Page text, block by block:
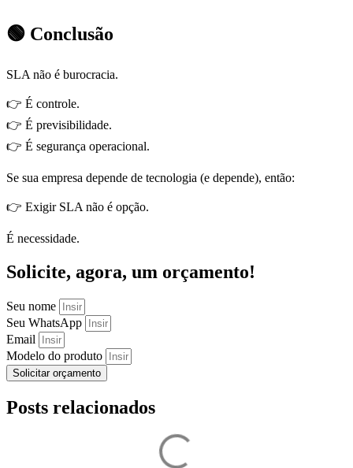
🟢 Conclusão
SLA não é burocracia.
👉 É controle.
👉 É previsibilidade.
👉 É segurança operacional.
Se sua empresa depende de tecnologia (e depende), então:
👉 Exigir SLA não é opção.
É necessidade.
Solicite, agora, um orçamento!
Seu nome
Seu WhatsApp
Email
Modelo do produto
Solicitar orçamento
Posts relacionados